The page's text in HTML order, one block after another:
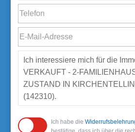
Ich habe die